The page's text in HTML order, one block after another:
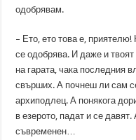
одобрявам.
– Ето, ето това е,
се одобрява. И даже и
на гарата, чака последния
свърших. А почнеш ли сам
архиподлец. А понякога
в езерото, падат и се
съвременен…